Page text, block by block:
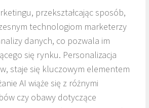
przekształcając sposób,
technologiom marketerzy
danych, co pozwala im
się rynku. Personalizacja
staje się kluczowym elementem
AI wiąże się z różnymi
czy obawy dotyczące